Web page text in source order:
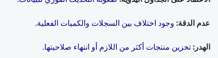
عدم الدقة: وجود اختلاف بين السجلات والكميات الفعلية.
الهدر: تخزين منتجات أكثر من اللازم أو انتهاء صلاحيتها.